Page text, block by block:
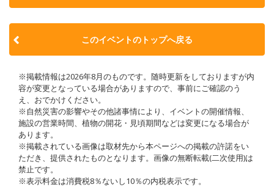
このイベントのトップへ戻る
※掲載情報は2026年8月のものです。随時更新をしておりますが内
容が変更となっている場合がありますので、事前にご確認のう
え、おでかけください。
※自然災害の影響やその他諸事情により、イベントの開催情報、
施設の営業時間、植物の開花・見頃期間などは変更になる場合が
あります。
※掲載されている画像は取材先から本ページへの掲載の許諾をい
ただき、提供されたものとなります。画像の無断転載(二次使用)は
禁止です。
※表示料金は消費税8％ないし10％の内税表示です。